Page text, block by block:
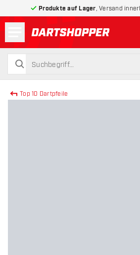
Produkte auf Lager , Versand
zurück zur Startseite
suchen
suchen
Top 10 Dartpfeile